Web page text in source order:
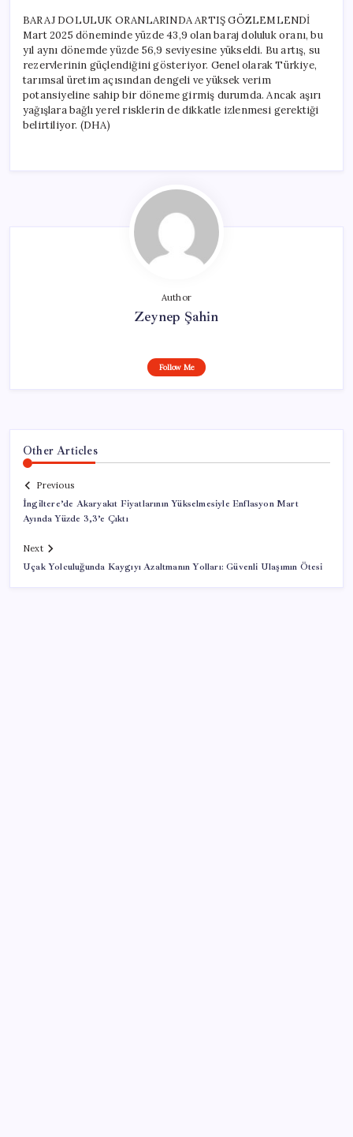
BARAJ DOLULUK ORANLARINDA ARTIŞ GÖZLEMLENDİ
Mart 2025 döneminde yüzde 43,9 olan baraj doluluk oranı, bu
yıl aynı dönemde yüzde 56,9 seviyesine yükseldi. Bu artış, su
rezervlerinin güçlendiğini gösteriyor. Genel olarak Türkiye,
tarımsal üretim açısından dengeli ve yüksek verim
potansiyeline sahip bir döneme girmiş durumda. Ancak aşırı
yağışlara bağlı yerel risklerin de dikkatle izlenmesi gerektiği
belirtiliyor. (DHA)
Author
Zeynep Şahin
Follow Me
Other Articles
Previous
İngiltere’de Akaryakıt Fiyatlarının Yükselmesiyle Enflasyon Mart
Ayında Yüzde 3,3’e Çıktı
Next
Uçak Yolculuğunda Kaygıyı Azaltmanın Yolları: Güvenli Ulaşımın Ötesi